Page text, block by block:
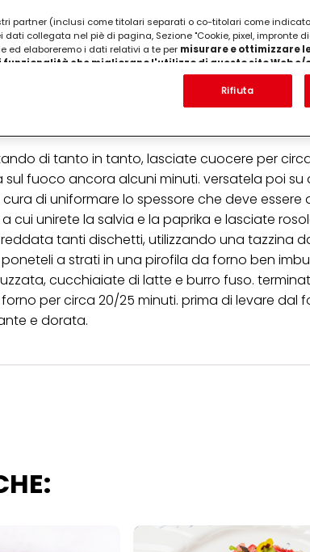
4 foglie di salvia, 1 cucchiaino di
grattugiato, qualche cucchiaio di
di tanto in tanto, lasciate cuocere per
fuoco ancora alcuni minuti. versatela poi su
di uniformare lo spessore che deve essere
cui unirete la salvia e la paprika e lasciate
tanti dischetti, utilizzando una tazzina
a strati in una pirofila da forno ben
cucchiaiate di latte e burro fuso.
per circa 20/25 minuti. prima di levare dal
e dorata.
partner (inclusi come titolari separati o co-titolari come
collegata nel piè di pagina, Sezione "Cookie, pixel, impronte
ed elaboreremo i dati relativi a te per misurare e ottimizzare
funzionalità che migliorano l'utilizzo di questo sito Web e/
il tuo utilizzo di questo sito Web e le tue interazioni commerciali
cui lavori) per) e su tale base tracciare i tuoi acquisti dei nostri
sulle entità commerciali e creare profili individuali su di te
delle campagne pubblicitarie.
sul trattamento dei tuoi dati nella nostra Informativa sulla
"Cookie, Pixel, Impronte digitali e tecnologie simili"). Puoi
il futuro disabilitando i cookie sul nostro sito web nella sezione
informazioni sui cookie utilizzati su questo sito Web, in
le informazioni dettagliate su ciascun cookie disponibili
maggiori informazioni sul trattamento dei tuoi dati / sull'uso
Cliccando su "Accetta tutto", acconsenti all'uso dei
sopra indicate. Se fai clic su "Rifiuta", verranno utilizzati solo i
web.
Rifiuta